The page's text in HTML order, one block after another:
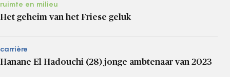
ruimte en milieu
Het geheim van het Friese geluk
carrière
Hanane El Hadouchi (28) jonge ambtenaar van 2023